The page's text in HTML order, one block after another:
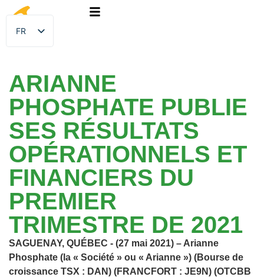
FR
EN
ARIANNE
PHOSPHATE PUBLIE
SES RÉSULTATS
OPÉRATIONNELS ET
FINANCIERS DU
PREMIER
TRIMESTRE DE 2021
SAGUENAY, QUÉBEC - (27 mai 2021) – Arianne
Phosphate (la « Société » ou « Arianne ») (Bourse de
croissance TSX : DAN) (FRANCFORT : JE9N) (OTCBB